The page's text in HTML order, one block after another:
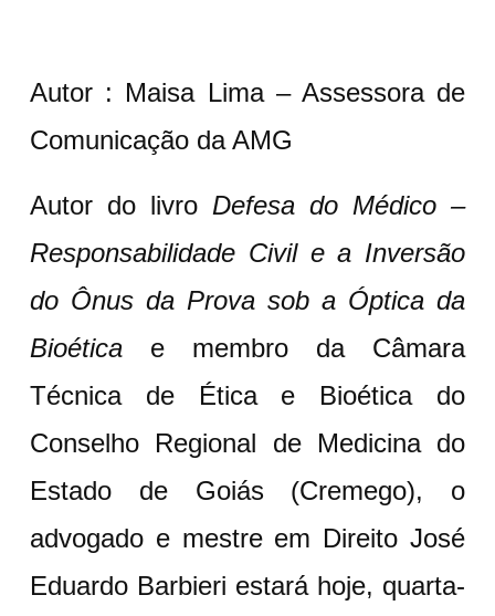
Autor : Maisa Lima – Assessora de
Comunicação da AMG
Autor do livro Defesa do Médico –
Responsabilidade Civil e a Inversão
do Ônus da Prova sob a Óptica da
Bioética e membro da Câmara
Técnica de Ética e Bioética do
Conselho Regional de Medicina do
Estado de Goiás (Cremego), o
advogado e mestre em Direito José
Eduardo Barbieri estará hoje, quarta-